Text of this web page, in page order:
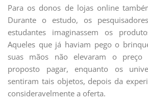
Para os donos de lojas online
Durante o estudo, os
estudantes imaginassem os
Aqueles que já haviam pego o
suas mãos não elevaram o
proposto pagar, enquanto os
sentiram tais objetos, depois da
consideravelmente a oferta.